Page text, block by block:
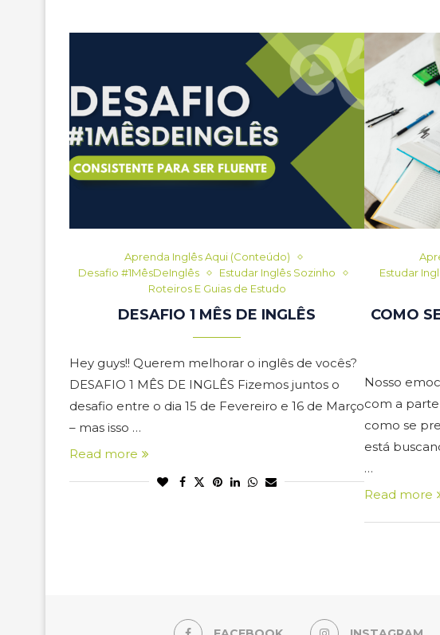
Aprenda Inglês Aqui (Conteúdo)
Desafio #1MêsDeInglês
Estudar Inglês Sozinho
Roteiros E Guias de Estudo
DESAFIO 1 MÊS DE INGLÊS
Hey guys!! Querem melhorar o inglês de vocês?
DESAFIO 1 MÊS DE INGLÊS Fizemos juntos o
desafio entre o dia 15 de Fevereiro e 16 de Março
– mas isso …
Read more
Estudar
COMO
Nosso
com a
como se
está
…
Read more